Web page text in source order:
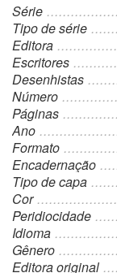
Série
Tipo de série
Editora
Escritores
Desenhistas
Número
Páginas
Ano
Formato
Encadernação
Tipo de capa
Cor
Peridiocidade
Idioma
Gênero
Editora original